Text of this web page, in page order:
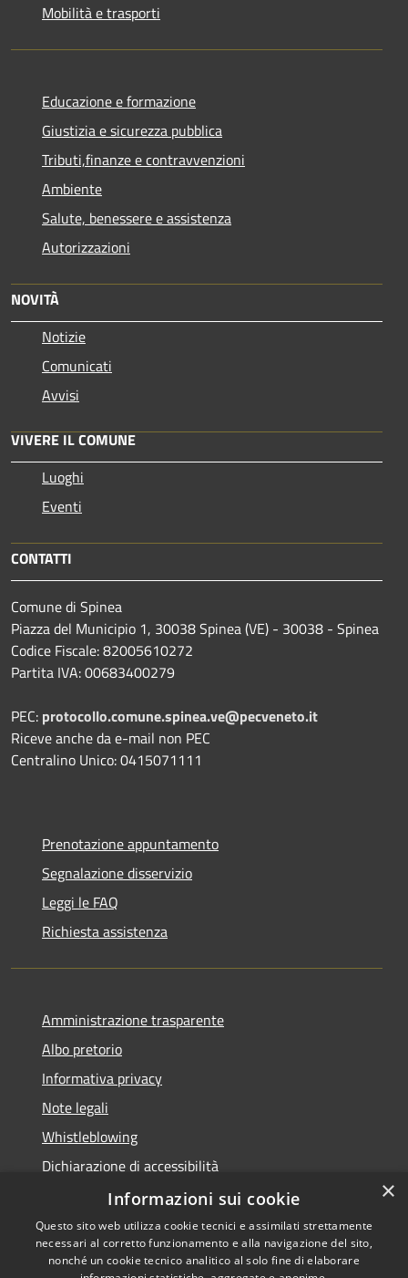
Mobilità e trasporti
Educazione e formazione
Giustizia e sicurezza pubblica
Tributi,finanze e contravvenzioni
Ambiente
Salute, benessere e assistenza
Autorizzazioni
NOVITÀ
Notizie
Comunicati
Avvisi
VIVERE IL COMUNE
Luoghi
Eventi
CONTATTI
Comune di Spinea
Piazza del Municipio 1, 30038 Spinea (VE) - 30038 - Spinea
Codice Fiscale: 82005610272
Partita IVA: 00683400279
PEC: protocollo.comune.spinea.ve@pecveneto.it
Riceve anche da e-mail non PEC
Centralino Unico: 0415071111
Prenotazione appuntamento
Segnalazione disservizio
Leggi le FAQ
Richiesta assistenza
Amministrazione trasparente
Albo pretorio
Informativa privacy
Note legali
Whistleblowing
Dichiarazione di accessibilità
Obiettivi di accessibilità
×
Informazioni sui cookie
Questo sito web utilizza cookie tecnici e assimilati strettamente
necessari al corretto funzionamento e alla navigazione del sito,
nonché un cookie tecnico analitico al solo fine di elaborare